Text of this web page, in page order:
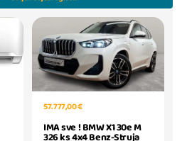
57.777,00 €
IMA sve ! BMW X1 30e M
326 ks 4x4 Benz-Struja